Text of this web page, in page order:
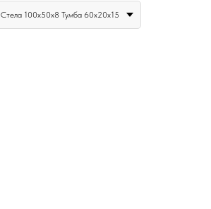
Стела 100х50х8 Тумба 60х20х15